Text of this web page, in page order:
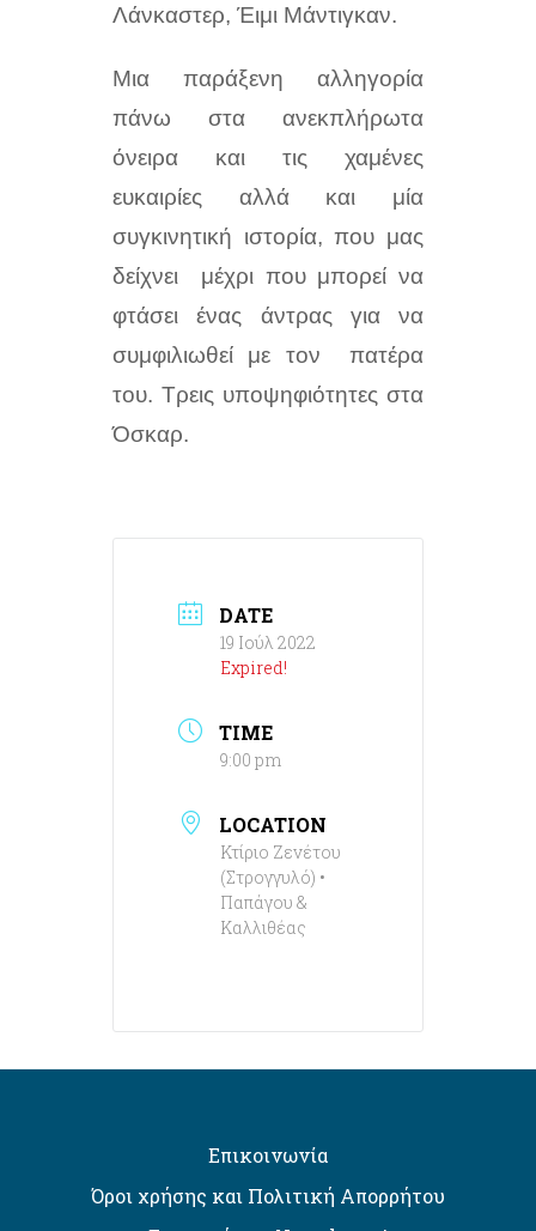
Λάνκαστερ, Έιμι Μάντιγκαν.
Μια παράξενη αλληγορία
πάνω στα ανεκπλήρωτα
όνειρα και τις χαμένες
ευκαιρίες αλλά και μία
συγκινητική ιστορία, που μας
δείχνει μέχρι που μπορεί να
φτάσει ένας άντρας για να
συμφιλιωθεί με τον πατέρα
του. Τρεις υποψηφιότητες στα
Όσκαρ.
DATE
19 Ιούλ 2022
Expired!
TIME
9:00 pm
LOCATION
Κτίριο Ζενέτου
(Στρογγυλό) •
Παπάγου &
Καλλιθέας
Επικοινωνία
Όροι χρήσης και Πολιτική Απορρήτου